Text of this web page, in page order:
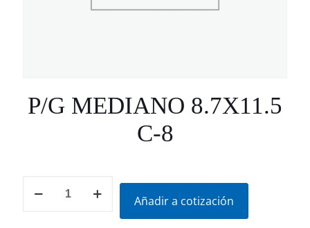
P/G MEDIANO 8.7X11.5
C-8
MEDIANO
Añadir a cotización